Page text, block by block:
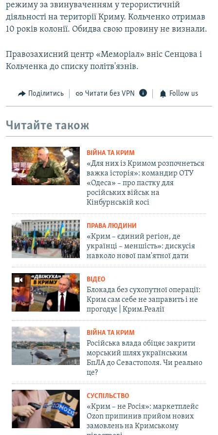
режиму за звинуваченням у терористичній
діяльності на території Криму. Кольченко отримав
10 років колонії. Обидва свою провину не визнали.
Правозахисний центр «Меморіал» вніс Сенцова і
Кольченка до списку політв'язнів.
Поділитись Читати без VPN Follow us
Читайте також
ВІЙНА ТА КРИМ
«Для них із Кримом розпочнеться
важка історія»: командир ОТУ
«Одеса» – про пастку для
російських військ на
Кінбурнській косі
ПРАВА ЛЮДИНИ
«Крим – єдиний регіон, де
українці – меншість»: дискусія
навколо нової пам'ятної дати
ВІДЕО
Блокада без сухопутної операції:
Крим сам себе не заправить і не
прогодує | Крим.Реалії
ВІЙНА ТА КРИМ
Російська влада обіцяє закрити
морський шлях українським
БпЛА до Севастополя. Чи реально
це?
СУСПІЛЬСТВО
«Крим – не Росія»: маркетплейс
Ozon припинив прийом нових
замовлень на Кримському